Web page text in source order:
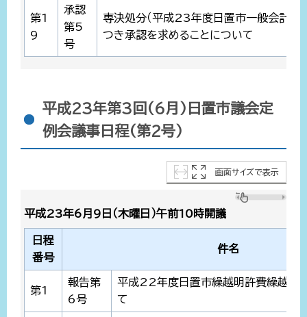
第1
9
承認
第5
号
専決処分（平成23年度日置市一般会計補正
つき承認を求めることについて
平成23年第3回(6月)日置市議会定
例会議事日程(第2号)
画面サイズで表示
平成23年6月9日（木曜日）午前10時開議
日程
番号
件名
第1
報告第
6号
平成22年度日置市繰越明許費繰越計
て